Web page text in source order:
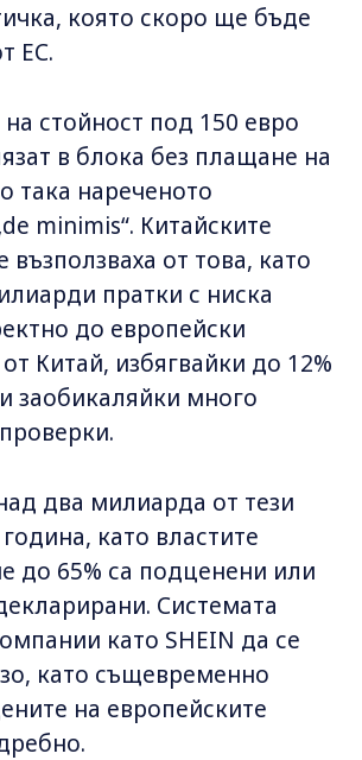
която скоро ще бъде
ЕС.
стойност под 150 евро
в блока без плащане на
така нареченото
minimis“. Китайските
от това, като
пратки с ниска
до европейски
Китай, избягвайки до 12%
заобикаляйки много
два милиарда от тези
като властите
до 65% са подценени или
Системата
като SHEIN да се
като същевременно
на европейските